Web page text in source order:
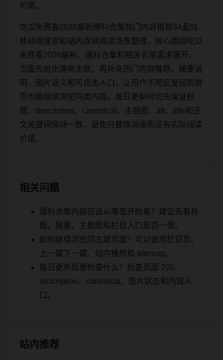
价值。
吃瓜免费看2026最新爆料合集热门内容推荐34面向
移动端搜索和站内连续阅读场景整理，核心围绕吃瓜
免费看2026最新、爆料合集和相关长尾需求展开。
页面先给出清晰主题，再补充热门内容推荐、摘要说
明、图片语义和可点击入口，让用户不用反复回到首
页也能继续浏览同类内容。每日更新时优先保证标
题、description、canonical、主题图、alt、title和正
文关键词保持一致，避免只替换词语而没有实际阅读
价值。
相关问题
爆料合集内容应该从哪里开始看？建议先看标
题、摘要、主题图和栏目入口是否一致。
如何继续浏览同主题页面？可以使用栏目页、
上一篇下一篇、站内推荐和 sitemap。
每日更新后要检查什么？检查页面 200、
description、canonical、图片状态和内链入
口。
站内推荐